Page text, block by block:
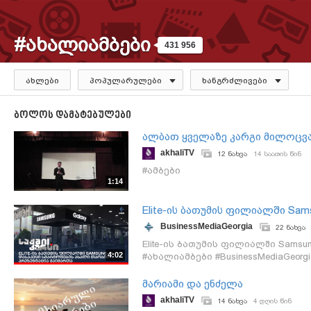
#ახალიამბები 431 956
ახლები პოპულარულები ხანგრძლივები
ბოლოს დამატებულები
1:14
ალბათ ყველაზე კარგი
akhaliTV 12 ნახვა 14 საათის წინ
#ამბები
4:02
Elite-ის ბათუმის ფილიალში
გაიმართა
BusinessMediaGeorgia 22 ნახვა
Elite-ის ბათუმის ფილიალში
#ახალიამბები
მარიამი და ენძელა
akhaliTV 14 ნახვა 4 დღის წინ